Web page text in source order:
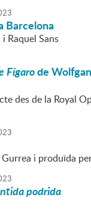
Barcelona
Raquel Sans
Fígarode
des de la Royal
i produïda
podrida